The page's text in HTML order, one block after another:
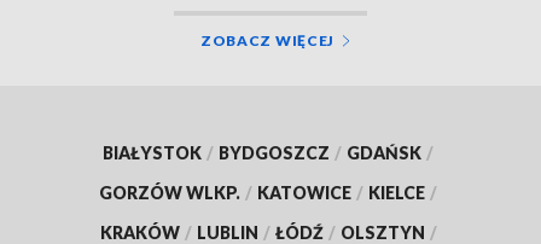
ZOBACZ WIĘCEJ
BIAŁYSTOK / BYDGOSZCZ / GDAŃSK /
GORZÓW WLKP. / KATOWICE / KIELCE /
KRAKÓW / LUBLIN / ŁÓDŹ / OLSZTYN /